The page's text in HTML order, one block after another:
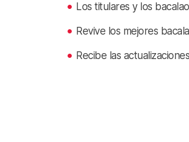
Los titulares y los
Revive los mejores
Recibe las